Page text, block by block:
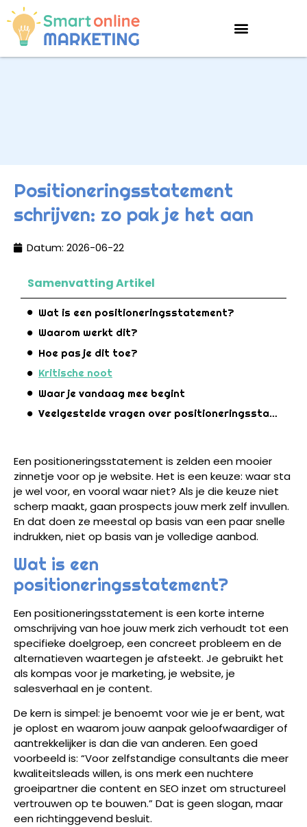
Positioneringsstatement
schrijven: zo pak je het aan
Datum: 2026-06-22
Samenvatting Artikel
Wat is een positioneringsstatement?
Waarom werkt dit?
Hoe pas je dit toe?
Kritische noot
Waar je vandaag mee begint
Veelgestelde vragen over positioneringsstatement
Een positioneringsstatement is zelden een mooier
zinnetje voor op je website. Het is een keuze: waar sta
je wel voor, en vooral waar niet? Als je die keuze niet
scherp maakt, gaan prospects jouw merk zelf invullen.
En dat doen ze meestal op basis van een paar snelle
indrukken, niet op basis van je volledige aanbod.
Wat is een
positioneringsstatement?
Een positioneringsstatement is een korte interne
omschrijving van hoe jouw merk zich verhoudt tot een
specifieke doelgroep, een concreet probleem en de
alternatieven waartegen je afsteekt. Je gebruikt het
als kompas voor je marketing, je website, je
salesverhaal en je content.
De kern is simpel: je benoemt voor wie je er bent, wat
je oplost en waarom jouw aanpak geloofwaardiger of
aantrekkelijker is dan die van anderen. Een goed
voorbeeld is: “Voor zelfstandige consultants die meer
kwaliteitsleads willen, is ons merk een nuchtere
groeipartner die content en SEO inzet om structureel
vertrouwen op te bouwen.” Dat is geen slogan, maar
een richtinggevend besluit.